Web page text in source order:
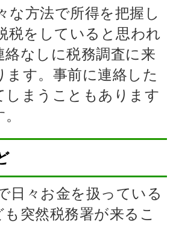
な方法で所得を把握し
税をしていると思われ
絡なしに税務調査に来
ます。事前に連絡した
しまうこともあります
日々お金を扱っている
突然税務署が来るこ